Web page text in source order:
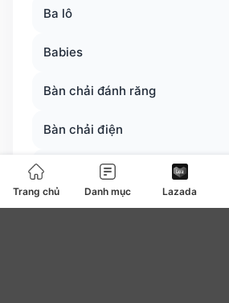
Trang chủ Danh mục Lazada
Ba lô
Babies
Bàn chải đánh răng
Bàn chải điện
Bàn trà
Bàn ủi bàn là